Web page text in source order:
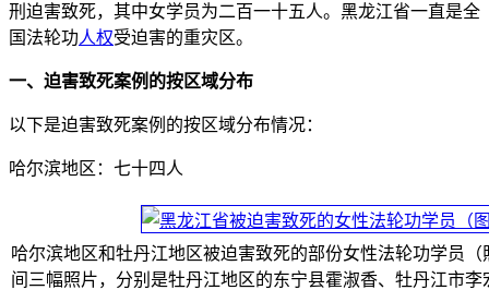
刑迫害致死，其中女学员为二百一十五人。黑龙江省一直是全
国法轮功人权受迫害的重灾区。
一、迫害致死案例的按区域分布
以下是迫害致死案例的按区域分布情况：
哈尔滨地区：七十四人
哈尔滨地区和牡丹江地区被迫害致死的部份女性法轮功学员
间三幅照片，分别是牡丹江地区的东宁县霍淑香、牡丹江市